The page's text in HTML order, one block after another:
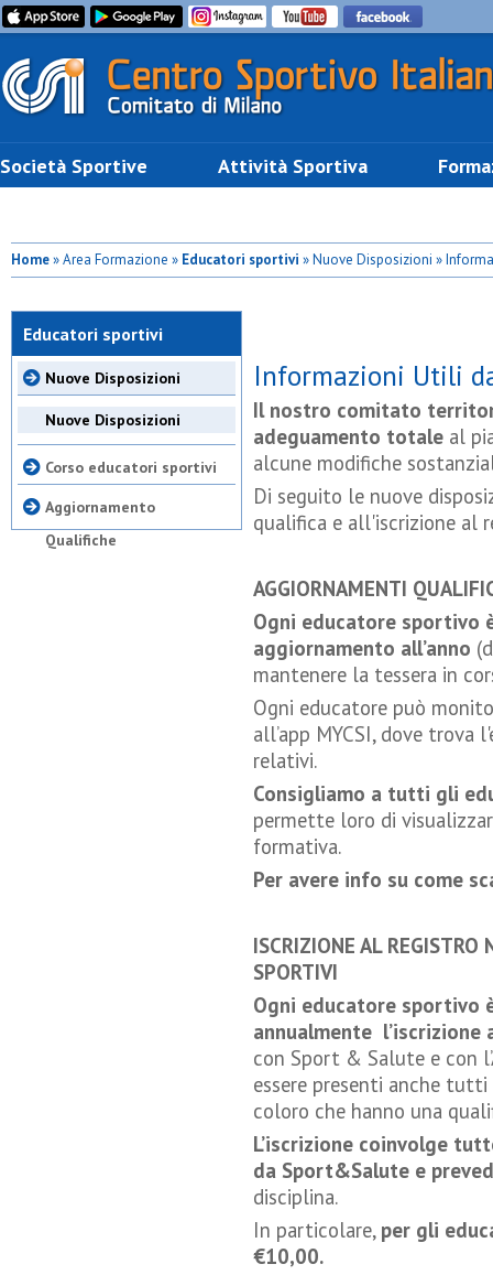
Società Sportive Attività Sportiva
Home» Area Formazione » Educatori sportivi » Nuove Disposizioni »
Educatori sportivi
Nuove Disposizioni
Nuove Disposizioni
Corso educatori sportivi
Aggiornamento
Qualifiche
Informazioni Utili
Il nostro comitato
adeguamento totale al
alcune modifiche
Di seguito le nuove
qualifica e all'iscrizione al
AGGIORNAMENTI
Ogni educatore sportivo
aggiornamento all’anno
mantenere la tessera in
Ogni educatore può
all’app MYCSI, dove
relativi.
Consigliamo a tutti gli
permette loro di
formativa.
Per avere info su come
ISCRIZIONE AL REGISTRO
SPORTIVI
Ogni educatore sportivo
annualmente
con Sport & Salute e con
essere presenti anche
coloro che hanno una
L’iscrizione coinvolge
da Sport&Salute e
disciplina.
In particolare, per gli
€10,00.